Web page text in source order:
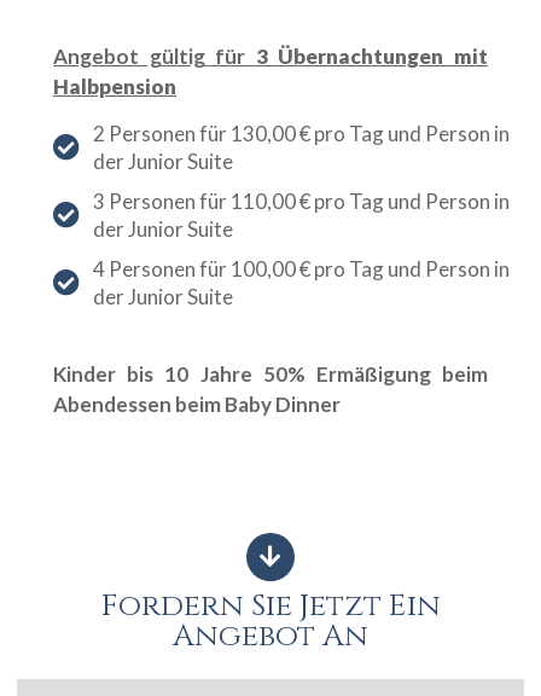
Angebot gültig für 3 Übernachtungen mit
Halbpension
2 Personen für 130,00 € pro Tag und Person in
der Junior Suite
3 Personen für 110,00 € pro Tag und Person in
der Junior Suite
4 Personen für 100,00 € pro Tag und Person in
der Junior Suite
Kinder bis 10 Jahre 50% Ermäßigung beim
Abendessen beim Baby Dinner
Fordern Sie Jetzt Ein
Angebot An